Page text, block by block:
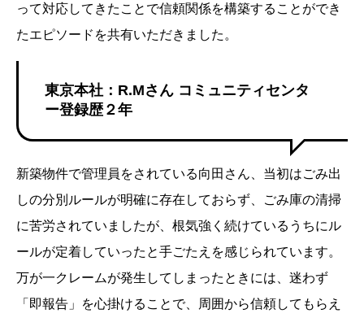
って対応してきたことで信頼関係を構築することができ
たエピソードを共有いただきました。
東京本社：R.Mさん コミュニティセンタ
ー登録歴２年
新築物件で管理員をされている向田さん、当初はごみ出
しの分別ルールが明確に存在しておらず、ごみ庫の清掃
に苦労されていましたが、根気強く続けているうちにル
ールが定着していったと手ごたえを感じられています。
万が一クレームが発生してしまったときには、迷わず
「即報告」を心掛けることで、周囲から信頼してもらえ